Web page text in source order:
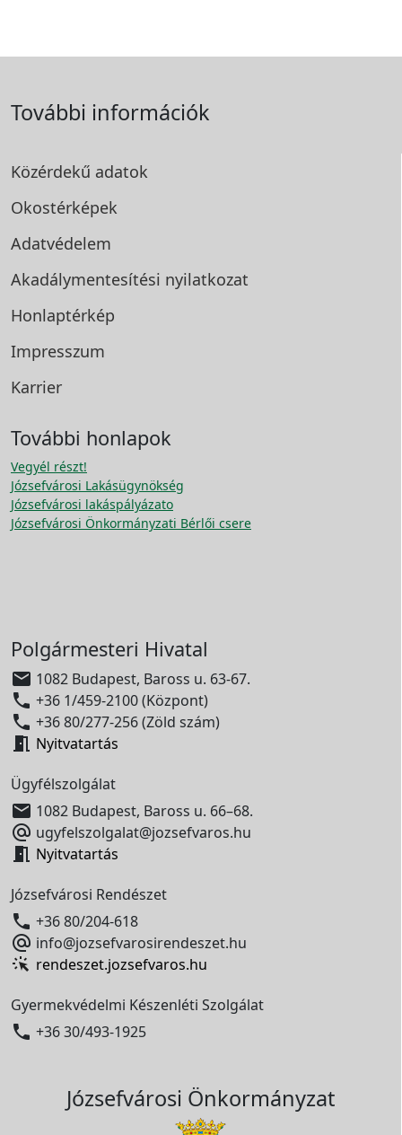
További információk
Közérdekű adatok
Okostérképek
Adatvédelem
Akadálymentesítési nyilatkozat
Honlaptérkép
Impresszum
Karrier
További honlapok
Vegyél részt!
Józsefvárosi Lakásügynökség
Józsefvárosi lakáspályázato
Józsefvárosi Önkormányzati Bérlői csere
Polgármesteri Hivatal
 1082 Budapest, Baross u. 63-67.
 +36 1/459-2100 (Központ)
 +36 80/277-256 (Zöld szám)
 Nyitvatartás
Ügyfélszolgálat
 1082 Budapest, Baross u. 66–68.
 ugyfelszolgalat@jozsefvaros.hu
 Nyitvatartás
Józsefvárosi Rendészet
 +36 80/204-618
 info@jozsefvarosirendeszet.hu
rendeszet.jozsefvaros.hu
Gyermekvédelmi Készenléti Szolgálat
 +36 30/493-1925
Józsefvárosi Önkormányzat